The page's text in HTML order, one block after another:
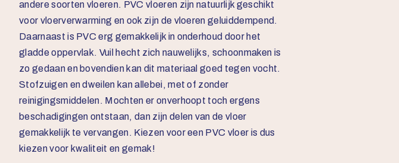
andere soorten vloeren. PVC vloeren zijn natuurlijk geschikt
voor vloerverwarming en ook zijn de vloeren geluiddempend.
Daarnaast is PVC erg gemakkelijk in onderhoud door het
gladde oppervlak. Vuil hecht zich nauwelijks, schoonmaken is
zo gedaan en bovendien kan dit materiaal goed tegen vocht.
Stofzuigen en dweilen kan allebei, met of zonder
reinigingsmiddelen. Mochten er onverhoopt toch ergens
beschadigingen ontstaan, dan zijn delen van de vloer
gemakkelijk te vervangen. Kiezen voor een PVC vloer is dus
kiezen voor kwaliteit en gemak!